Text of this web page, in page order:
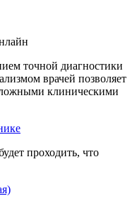
точной диагностики
врачей позволяет
клиническими
проходить, что